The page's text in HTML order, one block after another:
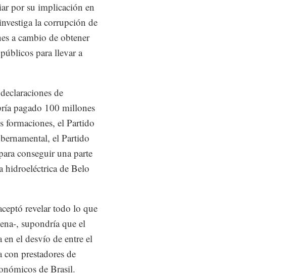
por su implicación en
la corrupción de
a cambio de obtener
para llevar a
de
pagado 100 millones
formaciones, el Partido
el Partido
conseguir una parte
hidroeléctrica de Belo
revelar todo lo que
, supondría que el
en el desvío de entre el
prestadores de
de Brasil.